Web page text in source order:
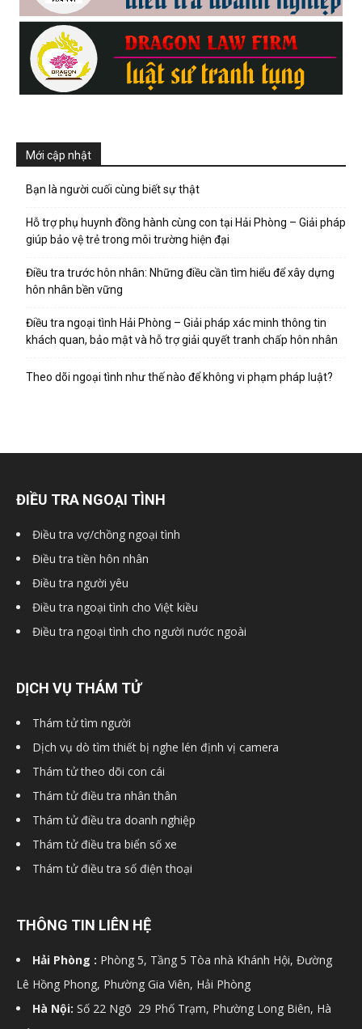
Mới cập nhật
Bạn là người cuối cùng biết sự thật
Hỗ trợ phụ huynh đồng hành cùng con tại Hải Phòng – Giải pháp
giúp bảo vệ trẻ trong môi trường hiện đại
Điều tra trước hôn nhân: Những điều cần tìm hiểu để xây dựng
hôn nhân bền vững
Điều tra ngoại tình Hải Phòng – Giải pháp xác minh thông tin
khách quan, bảo mật và hỗ trợ giải quyết tranh chấp hôn nhân
Theo dõi ngoại tình như thế nào để không vi phạm pháp luật?
ĐIỀU TRA NGOẠI TÌNH
Điều tra vợ/chồng ngoại tình
Điều tra tiền hôn nhân
Điều tra người yêu
Điều tra ngoại tình cho Việt kiều
Điều tra ngoại tình cho người nước ngoài
DỊCH VỤ THÁM TỬ
Thám tử tìm người
Dịch vụ dò tìm thiết bị nghe lén định vị camera
Thám tử theo dõi con cái
Thám tử điều tra nhân thân
Thám tử điều tra doanh nghiệp
Thám tử điều tra biển số xe
Thám tử điều tra số điện thoại
THÔNG TIN LIÊN HỆ
Hải Phòng : Phòng 5, Tầng 5 Tòa nhà Khánh Hội, Đường
Lê Hồng Phong, Phường Gia Viên, Hải Phòng
Hà Nội: Số 22 Ngõ 29 Phố Trạm, Phường Long Biên, Hà